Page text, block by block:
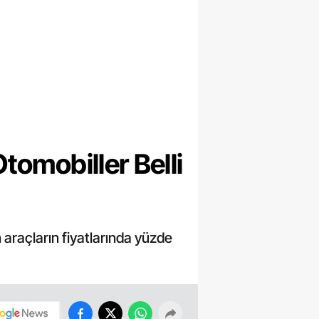
Belli
fiyatlarında yüzde